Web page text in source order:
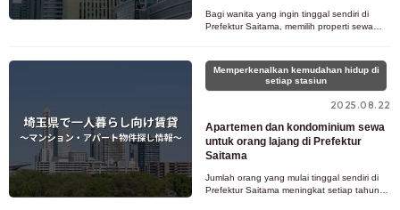
Bagi wanita yang ingin tinggal sendiri di
Prefektur Saitama, memilih properti sewa
Memperkenalkan kemudahan hidup di
setiap stasiun
2025.08.22
Apartemen dan kondominium sewa
untuk orang lajang di Prefektur
Saitama
Jumlah orang yang mulai tinggal sendiri di
Prefektur Saitama meningkat setiap tahun.